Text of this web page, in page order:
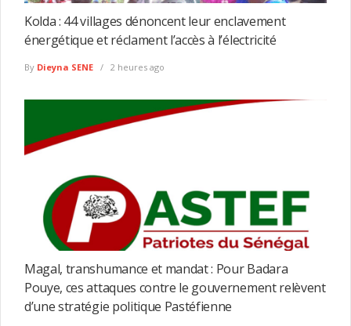
Kolda : 44 villages dénoncent leur enclavement
énergétique et réclament l’accès à l’électricité
By Dieyna SENE 2 heures ago
Magal, transhumance et mandat : Pour Badara
Pouye, ces attaques contre le gouvernement relèvent
d’une stratégie politique Pastéfienne